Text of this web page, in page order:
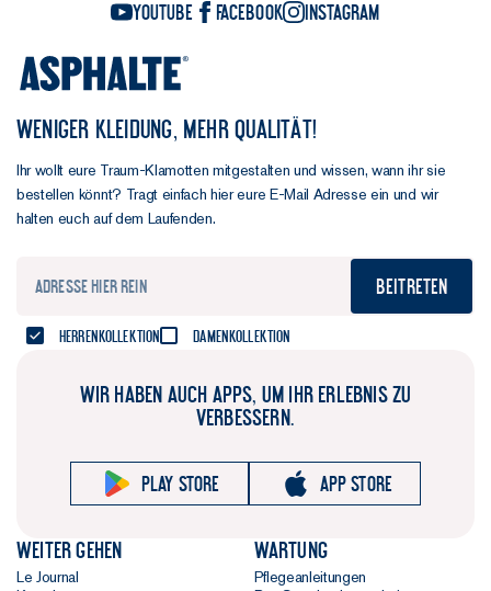
YouTube Facebook Instagram
WENIGER KLEIDUNG, MEHR QUALITÄT!
Ihr wollt eure Traum-Klamotten mitgestalten und wissen, wann ihr sie
bestellen könnt? Tragt einfach hier eure E-Mail Adresse ein und wir
halten euch auf dem Laufenden.
Beitreten
Herrenkollektion Damenkollektion
WIR HABEN AUCH APPS, UM IHR ERLEBNIS ZU
VERBESSERN.
Play store App store
Weiter gehen
Le Journal
Wartung
Pflegeanleitungen